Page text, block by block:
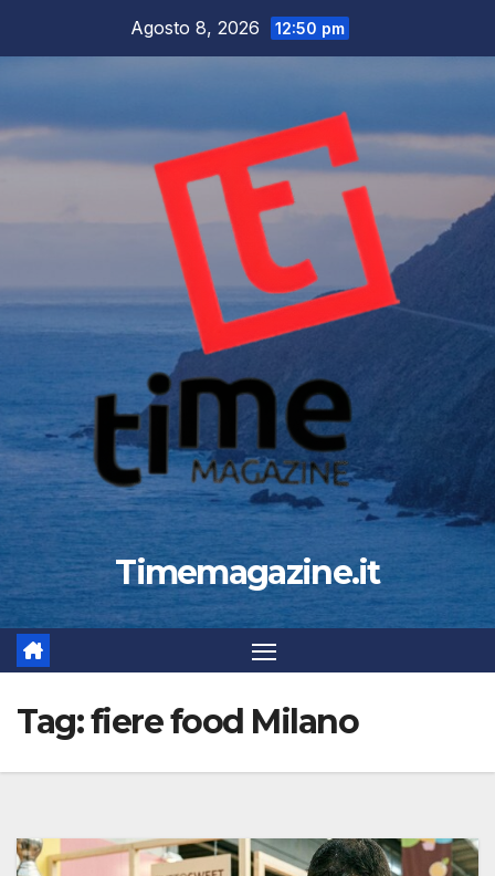
Agosto 8, 2026 12:50 pm
Timemagazine.it
Tag:fiere food Milano